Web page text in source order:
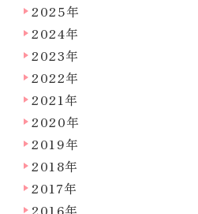
2025年
2024年
2023年
2022年
2021年
2020年
2019年
2018年
2017年
2016年